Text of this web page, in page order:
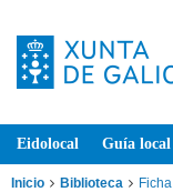
Eidolocal Guía local
Inicio Biblioteca Ficha